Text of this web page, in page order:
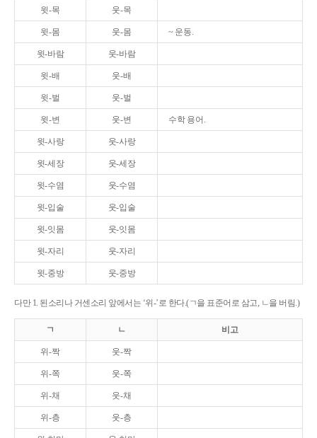
윗-목 웃-목
윗-몸 웃-몸 ~ 운동.
윗-바람 웃-바람
윗-배 웃-배
윗-벌 웃-벌
윗-변 웃-변 수학 용어.
윗-사랑 웃-사랑
윗-세장 웃-세장
윗-수염 웃-수염
윗-입술 웃-입술
윗-잇몸 웃-잇몸
윗-자리 웃-자리
윗-중방 웃-중방
다만 1. 된소리나 거센소리 앞에서는 ‘위-’로 한다.(ㄱ을 표준어로 삼고, ㄴ을 버림.)
ㄱ ㄴ 비고
위-짝 웃-짝
위-쪽 웃-쪽
위-채 웃-채
위-층 웃-층